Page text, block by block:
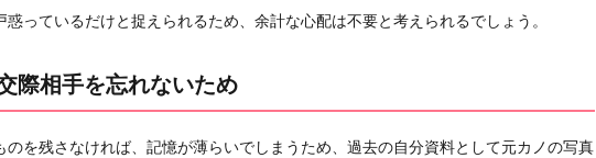
惑っているだけと捉えられるため、余計な心配は不要と考えられるでしょう。
際相手を忘れないため
のを残さなければ、記憶が薄らいでしまうため、過去の自分資料として元カノの写真